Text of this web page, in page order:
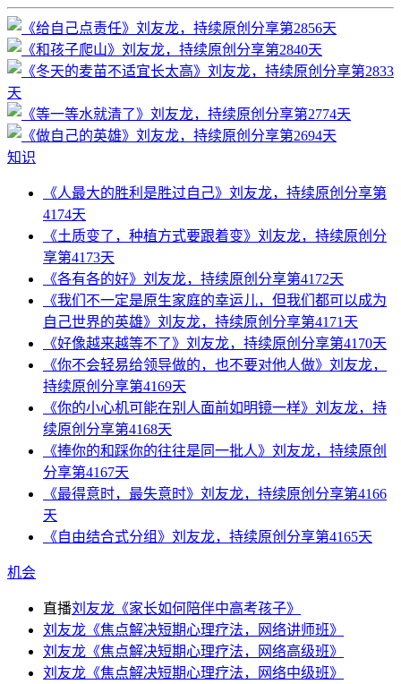
知识
《人最大的胜利是胜过自己》刘友龙，持续原创分享第
4174天
《土质变了，种植方式要跟着变》刘友龙，持续原创分
享第4173天
《各有各的好》刘友龙，持续原创分享第4172天
《我们不一定是原生家庭的幸运儿，但我们都可以成为
自己世界的英雄》刘友龙，持续原创分享第4171天
《好像越来越等不了》刘友龙，持续原创分享第4170天
《你不会轻易给领导做的，也不要对他人做》刘友龙，
持续原创分享第4169天
《你的小心机可能在别人面前如明镜一样》刘友龙，持
续原创分享第4168天
《捧你的和踩你的往往是同一批人》刘友龙，持续原创
分享第4167天
《最得意时，最失意时》刘友龙，持续原创分享第4166
天
《自由结合式分组》刘友龙，持续原创分享第4165天
机会
直播刘友龙《家长如何陪伴中高考孩子》
刘友龙《焦点解决短期心理疗法，网络讲师班》
刘友龙《焦点解决短期心理疗法，网络高级班》
刘友龙《焦点解决短期心理疗法，网络中级班》